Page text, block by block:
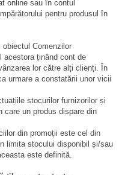
online sau în contul
pentru produsul în
obiectul Comenzilor
acestora ținând cont de
lor către alți clienți. În
urmare a constatării unor vicii
stocurilor furnizorilor și
care un produs dispare din
din promoții este cel din
limita stocului disponibil și/sau
este definită.